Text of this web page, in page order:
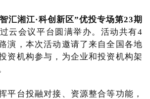
智汇湘江·科创新区”优投专场第23期
云会议平台圆满举办。活动共有4
演，本次活动邀请了来自全国各地
资机构参与，为企业和投资机构架
平台投融对接、资源整合等功能，